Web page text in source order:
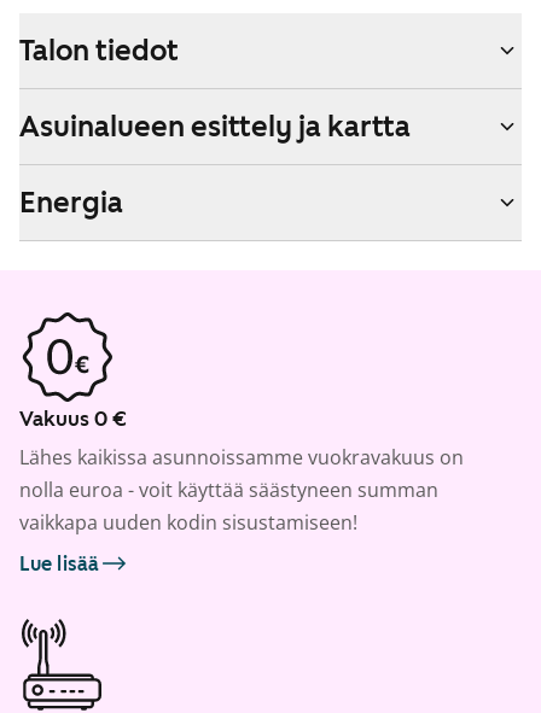
Talon tiedot
Asuinalueen esittely ja kartta
Energia
Vakuus 0 €
Lähes kaikissa asunnoissamme vuokravakuus on
nolla euroa - voit käyttää säästyneen summan
vaikkapa uuden kodin sisustamiseen!
Lue lisää